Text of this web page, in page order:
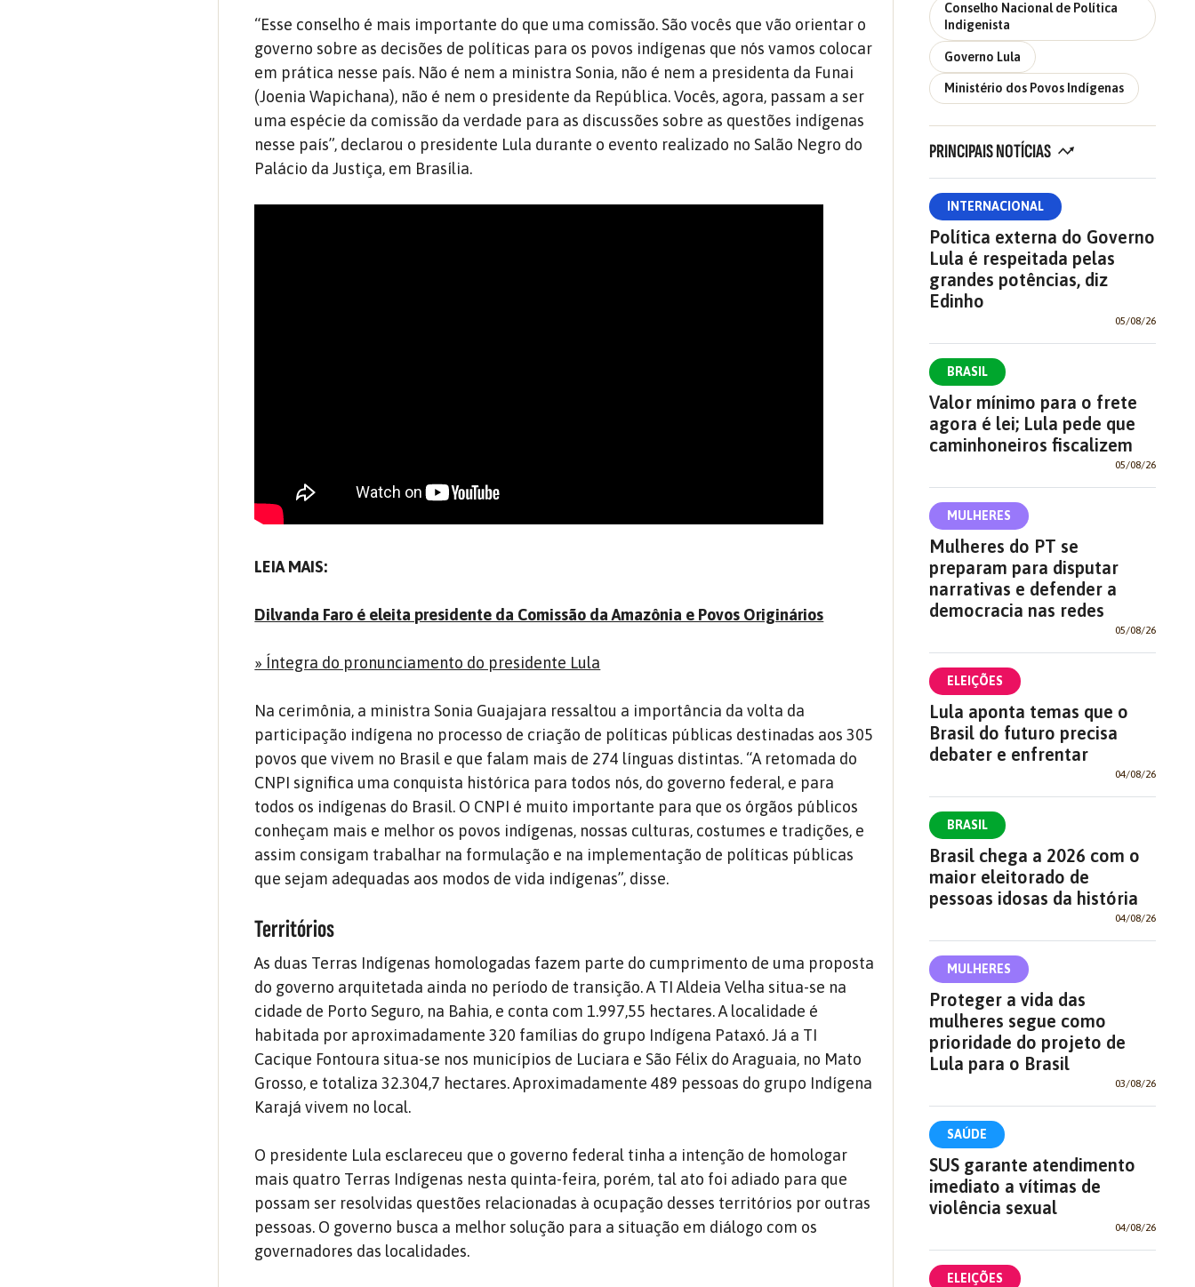
“Esse conselho é mais importante do que uma comissão. São vocês que vão orientar o
governo sobre as decisões de políticas para os povos indígenas que nós vamos colocar
em prática nesse país. Não é nem a ministra Sonia, não é nem a presidenta da Funai
(Joenia Wapichana), não é nem o presidente da República. Vocês, agora, passam a ser
uma espécie da comissão da verdade para as discussões sobre as questões indígenas
nesse país”, declarou o presidente Lula durante o evento realizado no Salão Negro do
Palácio da Justiça, em Brasília.
LEIA MAIS:
Dilvanda Faro é eleita presidente da Comissão da Amazônia e Povos Originários
» Íntegra do pronunciamento do presidente Lula
Na cerimônia, a ministra Sonia Guajajara ressaltou a importância da volta da
participação indígena no processo de criação de políticas públicas destinadas aos 305
povos que vivem no Brasil e que falam mais de 274 línguas distintas. “A retomada do
CNPI significa uma conquista histórica para todos nós, do governo federal, e para
todos os indígenas do Brasil. O CNPI é muito importante para que os órgãos públicos
conheçam mais e melhor os povos indígenas, nossas culturas, costumes e tradições, e
assim consigam trabalhar na formulação e na implementação de políticas públicas
que sejam adequadas aos modos de vida indígenas”, disse.
Territórios
As duas Terras Indígenas homologadas fazem parte do cumprimento de uma proposta
do governo arquitetada ainda no período de transição. A TI Aldeia Velha situa-se na
cidade de Porto Seguro, na Bahia, e conta com 1.997,55 hectares. A localidade é
habitada por aproximadamente 320 famílias do grupo Indígena Pataxó. Já a TI
Cacique Fontoura situa-se nos municípios de Luciara e São Félix do Araguaia, no Mato
Grosso, e totaliza 32.304,7 hectares. Aproximadamente 489 pessoas do grupo Indígena
Karajá vivem no local.
O presidente Lula esclareceu que o governo federal tinha a intenção de homologar
mais quatro Terras Indígenas nesta quinta-feira, porém, tal ato foi adiado para que
possam ser resolvidas questões relacionadas à ocupação desses territórios por outras
pessoas. O governo busca a melhor solução para a situação em diálogo com os
governadores das localidades.
Conselho Nacional de Política
Indigenista
Governo Lula
Ministério dos Povos Indígenas
PRINCIPAIS NOTÍCIAS
INTERNACIONAL
Política externa do Governo
Lula é respeitada pelas
grandes potências, diz
Edinho
05/08/26
BRASIL
Valor mínimo para o frete
agora é lei; Lula pede que
caminhoneiros fiscalizem
05/08/26
MULHERES
Mulheres do PT se
preparam para disputar
narrativas e defender a
democracia nas redes
05/08/26
ELEIÇÕES
Lula aponta temas que o
Brasil do futuro precisa
debater e enfrentar
04/08/26
BRASIL
Brasil chega a 2026 com o
maior eleitorado de
pessoas idosas da história
04/08/26
MULHERES
Proteger a vida das
mulheres segue como
prioridade do projeto de
Lula para o Brasil
03/08/26
SAÚDE
SUS garante atendimento
imediato a vítimas de
violência sexual
04/08/26
ELEIÇÕES